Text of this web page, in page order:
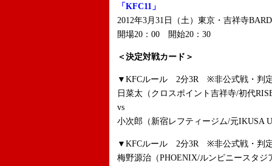
「KFC11」
2012年3月31日（土）東京・吉祥寺
開場20：00 開始20：30
＜決定対戦カード＞
▼KFCルール 2分3R ※非公式戦・判
日菜太（クロスポイント吉祥寺/初代
vs
小次郎（新宿レフティージム/元IKUSA
▼KFCルール 2分3R ※非公式戦・判
梅野源治（PHOENIX/ルンピニースタ